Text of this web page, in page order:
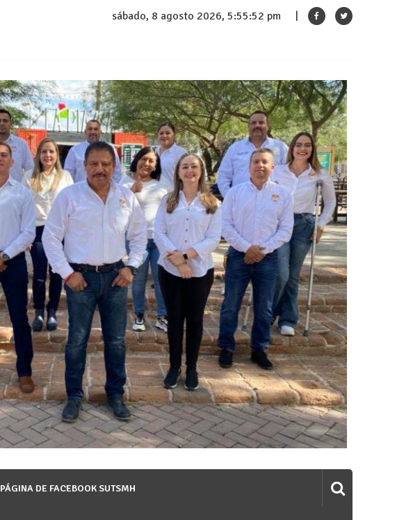
sábado, 8 agosto 2026, 5:55:54 pm
PÁGINA DE FACEBOOK SUTSMH